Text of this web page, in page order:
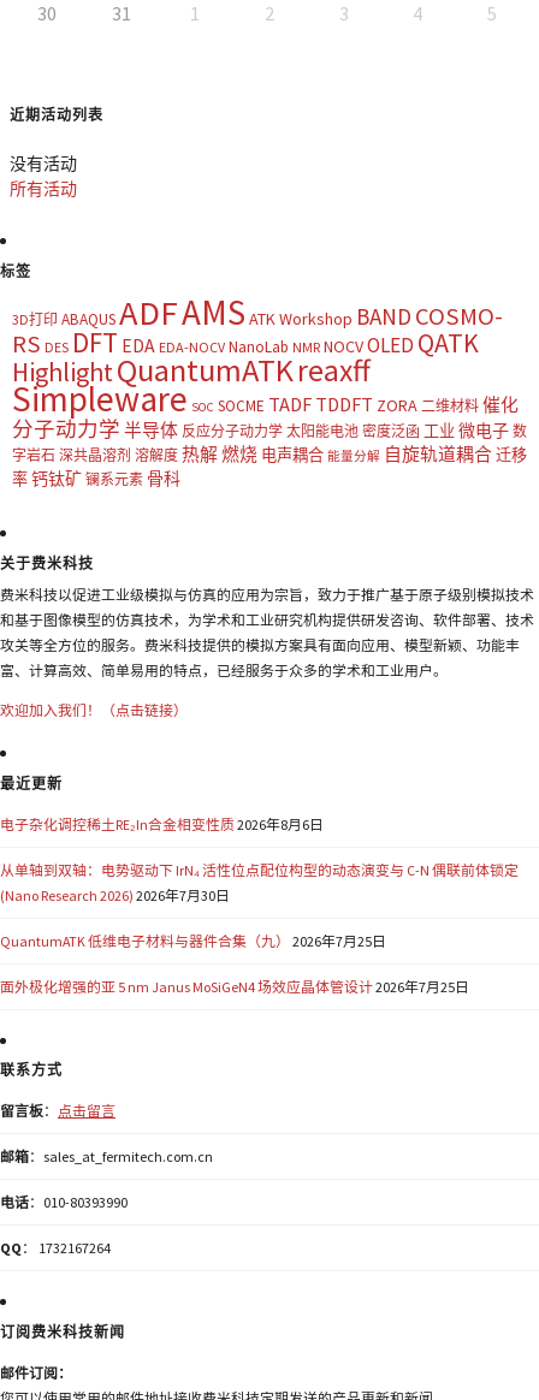
30 31 1 2 3 4 5
近期活动列表
没有活动
所有活动
标签
3D打印 ABAQUSADFAMS ATK Workshop BAND COSMO-
RS DES DFT EDA EDA-NOCV NanoLab NMR NOCVOLED QATK
HighlightQuantumATKreaxff
Simpleware SOC SOCME TADF TDDFT ZORA 二维材料 催化
分子动力学 半导体 反应分子动力学 太阳能电池 密度泛函 工业 微电子 数
字岩石 深共晶溶剂 溶解度 热解燃烧 电声耦合 能量分解 自旋轨道耦合迁移
率钙钛矿 镧系元素 骨科
关于费米科技
费米科技以促进工业级模拟与仿真的应用为宗旨，致力于推广基于原子级别模拟技术
和基于图像模型的仿真技术，为学术和工业研究机构提供研发咨询、软件部署、技术
攻关等全方位的服务。费米科技提供的模拟方案具有面向应用、模型新颖、功能丰
富、计算高效、简单易用的特点，已经服务于众多的学术和工业用户。
欢迎加入我们！（点击链接）
最近更新
电子杂化调控稀土RE₂In合金相变性质2026年8月6日
从单轴到双轴：电势驱动下 IrN₄ 活性位点配位构型的动态演变与 C-N 偶联前体锁定
(Nano Research 2026) 2026年7月30日
QuantumATK 低维电子材料与器件合集（九） 2026年7月25日
面外极化增强的亚 5 nm Janus MoSiGeN4 场效应晶体管设计2026年7月25日
联系方式
留言板： 点击留言
邮箱：sales_at_fermitech.com.cn
电话：010-80393990
QQ ： 1732167264
订阅费米科技新闻
邮件订阅：